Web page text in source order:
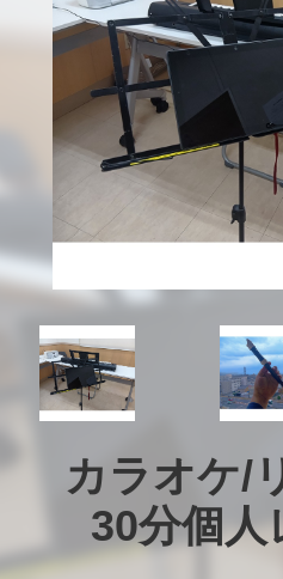
カラオケ/
30分個人